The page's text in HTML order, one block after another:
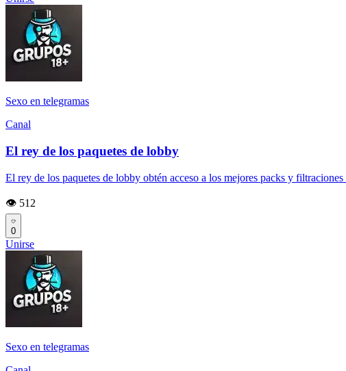
Sexo en telegramas
Canal
El rey de los paquetes de lobby
El rey de los paquetes de lobby obtén acceso a los mejores packs y
👁️ 512
0
Unirse
Sexo en telegramas